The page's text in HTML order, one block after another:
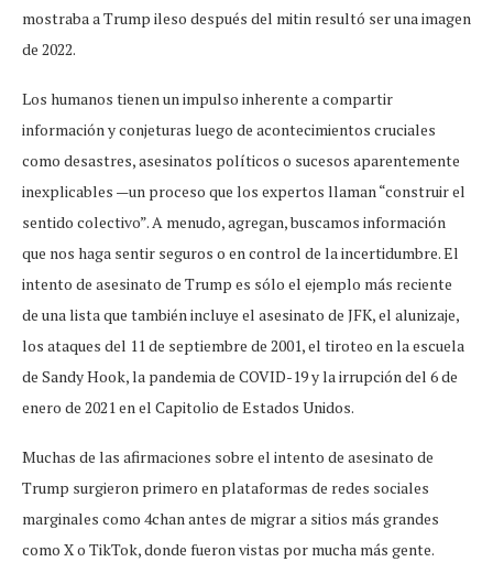
mostraba a Trump ileso después del mitin resultó ser una imagen
de 2022.
Los humanos tienen un impulso inherente a compartir
información y conjeturas luego de acontecimientos cruciales
como desastres, asesinatos políticos o sucesos aparentemente
inexplicables —un proceso que los expertos llaman “construir el
sentido colectivo”. A menudo, agregan, buscamos información
que nos haga sentir seguros o en control de la incertidumbre. El
intento de asesinato de Trump es sólo el ejemplo más reciente
de una lista que también incluye el asesinato de JFK, el alunizaje,
los ataques del 11 de septiembre de 2001, el tiroteo en la escuela
de Sandy Hook, la pandemia de COVID-19 y la irrupción del 6 de
enero de 2021 en el Capitolio de Estados Unidos.
Muchas de las afirmaciones sobre el intento de asesinato de
Trump surgieron primero en plataformas de redes sociales
marginales como 4chan antes de migrar a sitios más grandes
como X o TikTok, donde fueron vistas por mucha más gente.